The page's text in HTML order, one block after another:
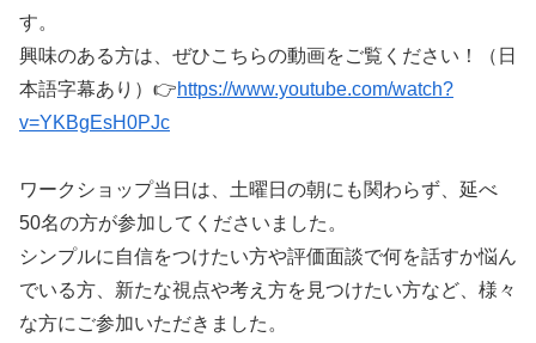
す。
興味のある方は、ぜひこちらの動画をご覧ください！（日
本語字幕あり） 👉https://www.youtube.com/watch?
v=YKBgEsH0PJc
ワークショップ当日は、土曜日の朝にも関わらず、延べ
50名の方が参加してくださいました。
シンプルに自信をつけたい方や評価面談で何を話すか悩ん
でいる方、新たな視点や考え方を見つけたい方など、様々
な方にご参加いただきました。